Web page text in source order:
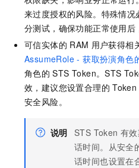
来过度授权的风险。特殊情
分测试，确保功能正常使用后
可信实体的 RAM 用户获得相
AssumeRole - 获取扮演角色
角色的 STS Token。STS
效，建议您设置合理的 Token
安全风险。
说明 STS Token 有
话时间。从安全
话时间也设置在